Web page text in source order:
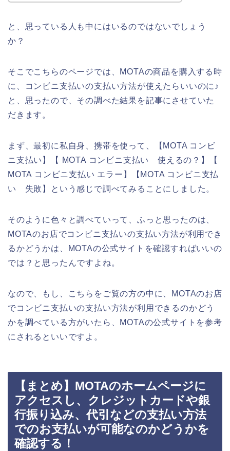
と、思っている人も中にはいるのではないでしょう
か？
そこでこちらのページでは、MOTAの商品を購入する時
に、コンビニ支払いの支払い方法が使えたらいいのに♪
と、思ったので、その調べた結果を記事にさせていた
だきます。
まず、最初に私自身、携帯を使って、【MOTA コンビ
ニ支払い】【 MOTA コンビニ支払い 使えるの？】【
MOTA コンビニ支払い エラー】【MOTA コンビニ支払
い 失敗】という感じで調べてみることにしました。
そのように色々と調べていって、ふっと思ったのは、
MOTAのお店でコンビニ支払いの支払い方法が利用でき
るかどうかは、MOTAの公式サイトを確認すればいいの
では？と思ったんですよね。
なので、もし、こちらをご覧の方の中に、MOTAのお店
でコンビニ支払いの支払い方法が利用できるのかどう
かを調べている方がいたら、MOTAの公式サイトを参考
にされるといいですよ。
【まとめ】MOTAのホームページに
アクセスし、クレジットカードや銀
行振り込み、代引などの支払い方法
でのお支払いが可能なのかどうかを
確認する！